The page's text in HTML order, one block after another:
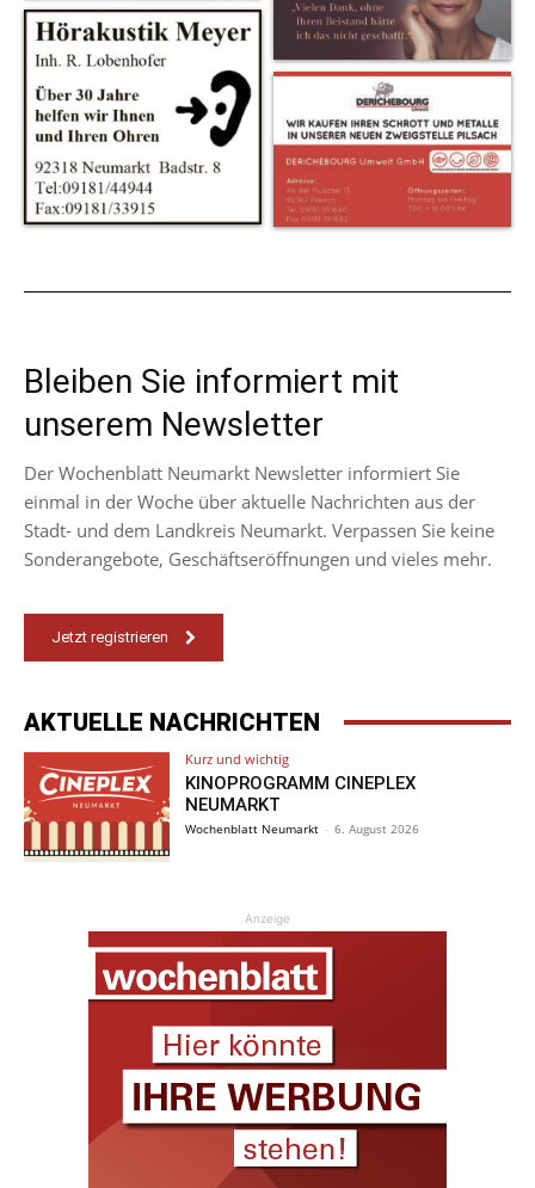
Bleiben Sie informiert mit
unserem Newsletter
Der Wochenblatt Neumarkt Newsletter informiert Sie
einmal in der Woche über aktuelle Nachrichten aus der
Stadt- und dem Landkreis Neumarkt. Verpassen Sie keine
Sonderangebote, Geschäftseröffnungen und vieles mehr.
Jetzt registrieren
AKTUELLE NACHRICHTEN
Kurz und wichtig
KINOPROGRAMM CINEPLEX
NEUMARKT
Wochenblatt Neumarkt - 6. August 2026
Anzeige